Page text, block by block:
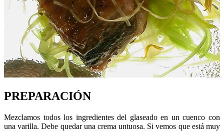
PREPARACIÓN
Mezclamos todos los ingredientes del glaseado en un cuenco con
una varilla. Debe quedar una crema untuosa. Si vemos que está muy